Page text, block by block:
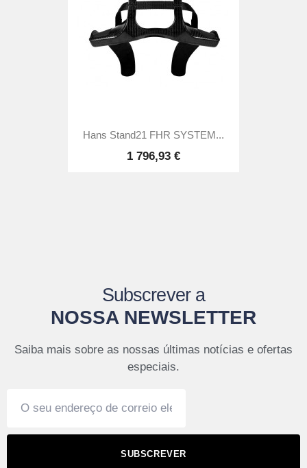
Hans Stand21 FHR SYSTEM...
1 796,93 €
Subscrever a
NOSSA NEWSLETTER
Saiba mais sobre as nossas últimas notícias e ofertas
especiais.
SUBSCREVER